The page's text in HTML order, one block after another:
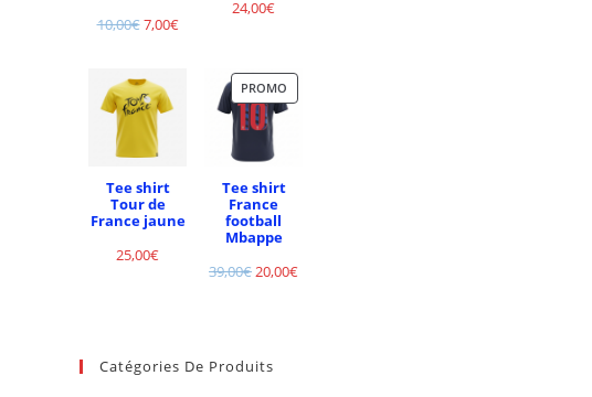
10,00€7,00€
24,00€
Tee shirt
Tour de
France jaune
25,00€
PROMO
Tee shirt
France
football
Mbappe
39,00€20,00€
Catégories De Produits